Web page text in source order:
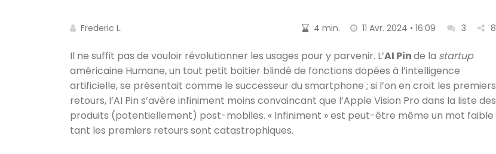
Frederic L. 4 min. 11 Avr. 2024 • 16:09 3 8
Il ne suffit pas de vouloir révolutionner les usages pour y parvenir. L’AI Pinde la startup
américaine Humane, un tout petit boitier blindé de fonctions dopées à l’intelligence
artificielle, se présentait comme le successeur du smartphone ; si l’on en croit les premiers
retours, l’AI Pin s’avère infiniment moins convaincant que l’Apple Vision Pro dans la liste des
produits (potentiellement) post-mobiles. « Infiniment » est peut-être même un mot faible
tant les premiers retours sont catastrophiques.